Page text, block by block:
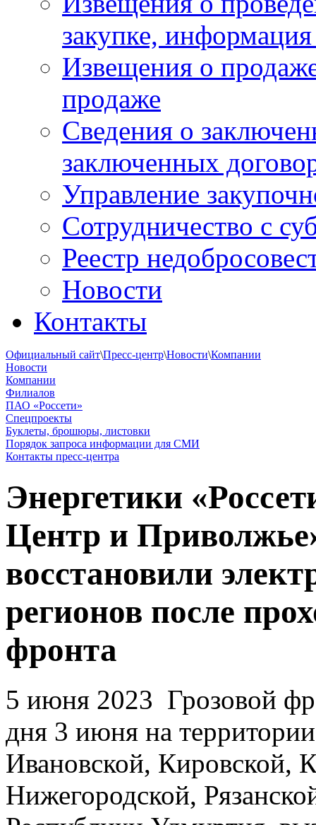
закупке,
Извещения о
продаже
Сведения о
заключенных
Управление
Сотрудничество с
Реестр
Новости
Контакты
Официальный сайт\Пресс-центр\Новости\Компании
Новости
Компании
Филиалов
ПАО «Россети»
Спецпроекты
Буклеты, брошюры, листовки
Порядок запроса информации для СМИ
Контакты пресс-центра
Энергетики
Центр и
восстановили
регионов после
фронта
5 июня 2023 Грозовой
дня 3 июня на
Ивановской, Кировской,
Нижегородской,